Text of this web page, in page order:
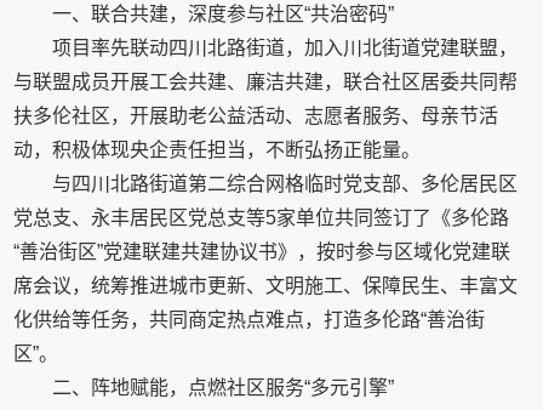
一、联合共建，深度参与社区“共治密码”
项目率先联动四川北路街道，加入川北街道党建联盟，
与联盟成员开展工会共建、廉洁共建，联合社区居委共同帮
扶多伦社区，开展助老公益活动、志愿者服务、母亲节活
动，积极体现央企责任担当，不断弘扬正能量。
与四川北路街道第二综合网格临时党支部、多伦居民区
党总支、永丰居民区党总支等5家单位共同签订了《多伦路
“善治街区”党建联建共建协议书》，按时参与区域化党建联
席会议，统筹推进城市更新、文明施工、保障民生、丰富文
化供给等任务，共同商定热点难点，打造多伦路“善治街
区”。
二、阵地赋能，点燃社区服务“多元引擎”